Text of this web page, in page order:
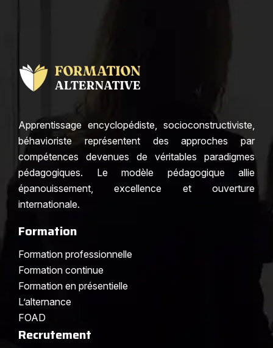
Apprentissage encyclopédiste, socioconstructiviste,
béhavioriste représentent des approches par
compétences devenues de véritables paradigmes
pédagogiques. Le modèle pédagogique allie
épanouissement, excellence et ouverture
internationale.
Formation
Formation professionnelle
Formation continue
Formation en présentielle
L’alternance
FOAD
Recrutement